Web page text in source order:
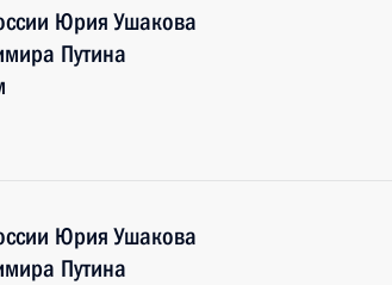
Юрия Ушакова
Путина
Юрия Ушакова
Путина